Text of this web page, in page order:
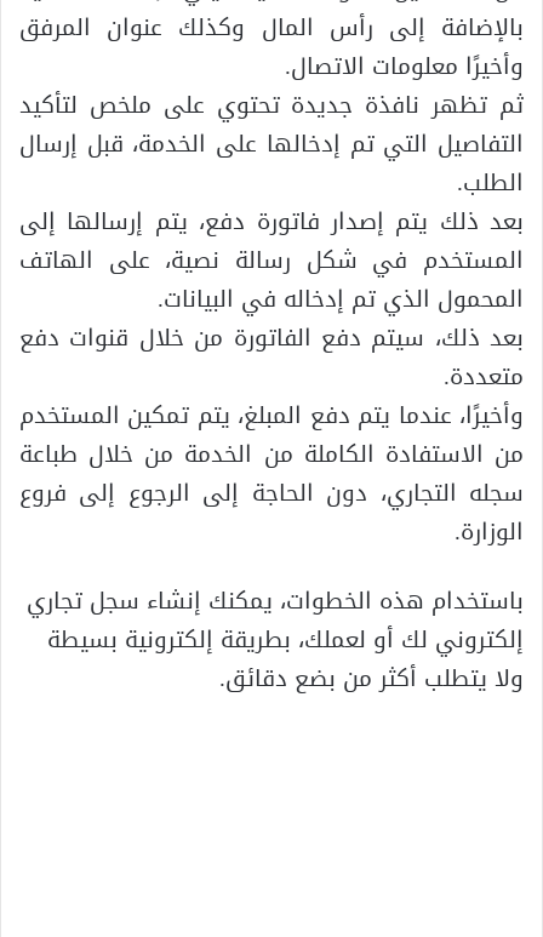
بالإضافة إلى رأس المال وكذلك عنوان المرفق
وأخيرًا معلومات الاتصال.
ثم تظهر نافذة جديدة تحتوي على ملخص لتأكيد
التفاصيل التي تم إدخالها على الخدمة، قبل إرسال
الطلب.
بعد ذلك يتم إصدار فاتورة دفع، يتم إرسالها إلى
المستخدم في شكل رسالة نصية، على الهاتف
المحمول الذي تم إدخاله في البيانات.
بعد ذلك، سيتم دفع الفاتورة من خلال قنوات دفع
متعددة.
وأخيرًا، عندما يتم دفع المبلغ، يتم تمكين المستخدم
من الاستفادة الكاملة من الخدمة من خلال طباعة
سجله التجاري، دون الحاجة إلى الرجوع إلى فروع
الوزارة.
باستخدام هذه الخطوات، يمكنك إنشاء سجل تجاري
إلكتروني لك أو لعملك، بطريقة إلكترونية بسيطة
ولا يتطلب أكثر من بضع دقائق.